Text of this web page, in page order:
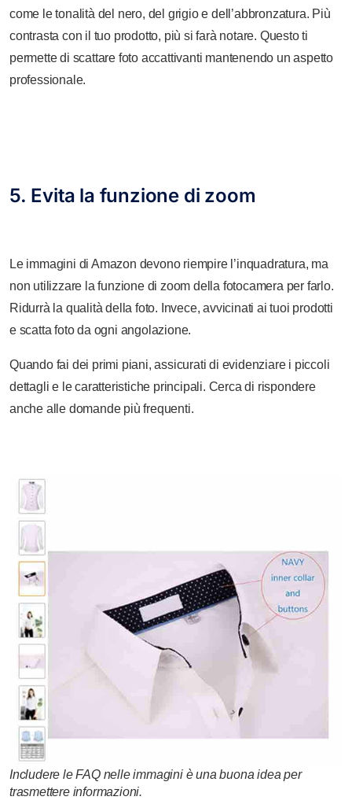
come le tonalità del nero, del grigio e dell’abbronzatura. Più
contrasta con il tuo prodotto, più si farà notare. Questo ti
permette di scattare foto accattivanti mantenendo un aspetto
professionale.
5. Evita la funzione di zoom
Le immagini di Amazon devono riempire l’inquadratura, ma
non utilizzare la funzione di zoom della fotocamera per farlo.
Ridurrà la qualità della foto. Invece, avvicinati ai tuoi prodotti
e scatta foto da ogni angolazione.
Quando fai dei primi piani, assicurati di evidenziare i piccoli
dettagli e le caratteristiche principali. Cerca di rispondere
anche alle domande più frequenti.
Includere le FAQ nelle immagini è una buona idea per
trasmettere informazioni.